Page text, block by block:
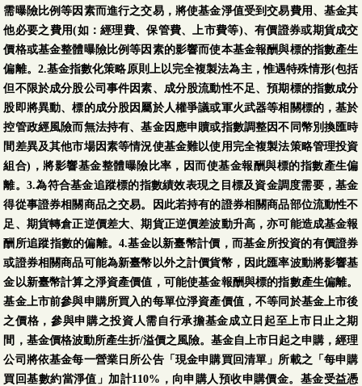
需曝險比例等因素而進行之交易，將使基金淨值受到交易費用、基金其
他必要之費用(如：經理費、保管費、上市費等)、有價證券或期貨成交
價格或基金整體曝險比例等因素的影響而使本基金報酬與標的指數產生
偏離。2.基金指數化策略原則上以完全複製法為主，惟遇特殊情形(包括
但不限於成分股公司事件因素、成分股流動性不足、預期標的指數成分
股即將異動、標的成分股因屬於人權爭議或軍火武器等相關標的，基於
控管政經風險而無法持有、基金因應申贖或指數調整因不同幣別換匯時
間差異及其他市場因素等情況使基金難以使用完全複製法策略管理投資
組合)，將影響基金整體曝險比率，因而使基金報酬與標的指數產生偏
離。3.為符合基金追蹤標的指數績效表現之目標及資金調度需要，基金
得從事證券相關商品之交易。因此若持有的證券相關商品部位流動性不
足、期貨轉倉正逆價差大、期貨正逆價差波動升高，亦可能造成基金報
酬所追蹤指數的偏離。4.基金以新臺幣計價，而基金所投資的有價證券
或證券相關商品可能為新臺幣以外之計價貨幣，因此匯率波動將影響基
金以新臺幣計算之淨資產價值，可能使基金報酬與標的指數產生偏離。
基金上市前參與申購所買入的每單位淨資產價值，不等同於基金上市後
之價格，參與申購之投資人需自行承擔基金成立日起至上市日止之期
間，基金價格波動所產生折/溢價之風險。基金自上市日起之申購，經理
公司將依基金每一營業日所公告「現金申購買回清單」所載之「每申購
買回基數約當淨值」加計110%，向申購人預收申購價金。基金受益憑